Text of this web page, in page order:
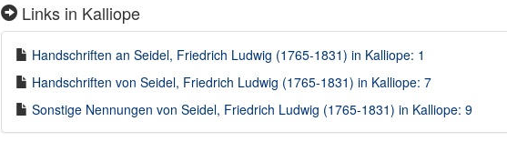
Links in Kalliope
Handschriften an Seidel, Friedrich Ludwig (1765-1831) in Kalliope: 1
Handschriften von Seidel, Friedrich Ludwig (1765-1831) in Kalliope: 7
Sonstige Nennungen von Seidel, Friedrich Ludwig (1765-1831) in Kalliope: 9